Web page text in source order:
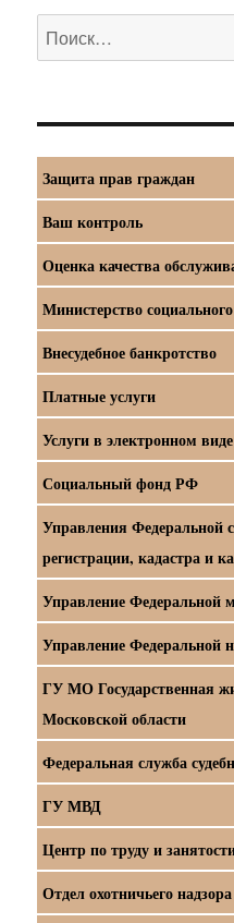
Искать:
Защита прав граждан
Ваш контроль
Оценка качества
Министерство
Внесудебное банкротство
Платные услуги
Услуги в электронном виде
Социальный фонд РФ
Управления Федеральной
регистрации, кадастра и
Управление Федеральной
Управление
ГУ МО Государственная
Московской области
Федеральная служба
ГУ МВД
Центр по труду и
Отдел охотничьего надзора